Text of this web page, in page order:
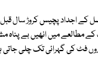
کے اجداد پچیس کروڑ سال قبل
مطالعے میں انھیں بے پناہ
فٹ کی گہرائی تک چلی جاتی